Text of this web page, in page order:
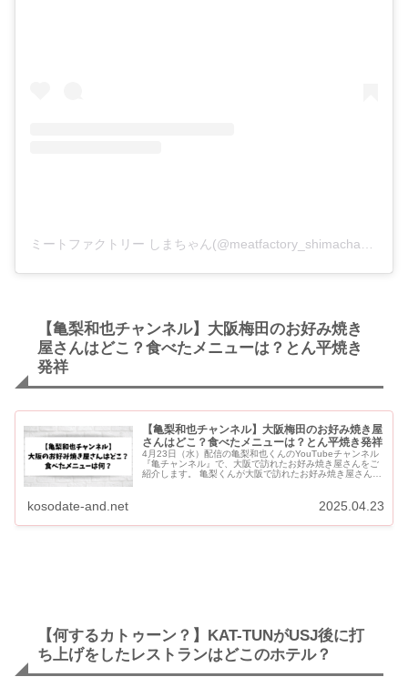
【亀梨和也チャンネル】大阪梅田のお好み焼き
屋さんはどこ？食べたメニューは？とん平焼き
発祥
【亀梨和也チャンネル】大阪梅田のお好み焼き屋
さんはどこ？食べたメニューは？とん平焼き発祥
4月23日（水）配信の亀梨和也くんのYouTubeチャンネル
『亀チャンネル』で、大阪で訪れたお好み焼き屋さんをご
紹介します。 亀梨くんが大阪で訪れたお好み焼き屋さんは
kosodate-and.net 2025.04.23
【何するカトゥーン？】KAT-TUNがUSJ後に打
ち上げをしたレストランはどこのホテル？